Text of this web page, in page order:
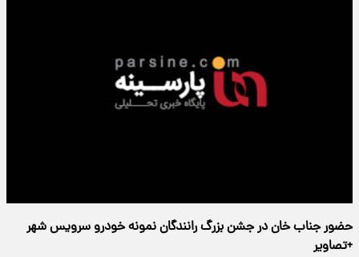
حضور جناب خان در جشن بزرگ رانندگان نمونه خودرو سرویس شهر
+تصاویر